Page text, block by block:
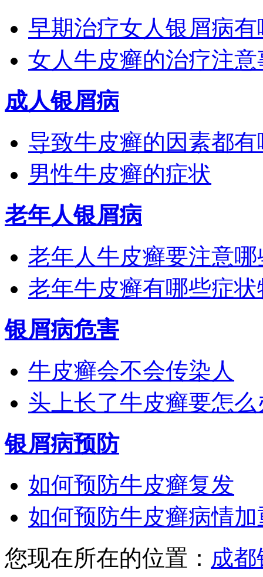
早期治疗女人银屑病有
女人牛皮癣的治疗注意
成人银屑病
导致牛皮癣的因素都有
男性牛皮癣的症状
老年人银屑病
老年人牛皮癣要注意哪
老年牛皮癣有哪些症状
银屑病危害
牛皮癣会不会传染人
头上长了牛皮癣要怎么
银屑病预防
如何预防牛皮癣复发
如何预防牛皮癣病情加
您现在所在的位置： 成